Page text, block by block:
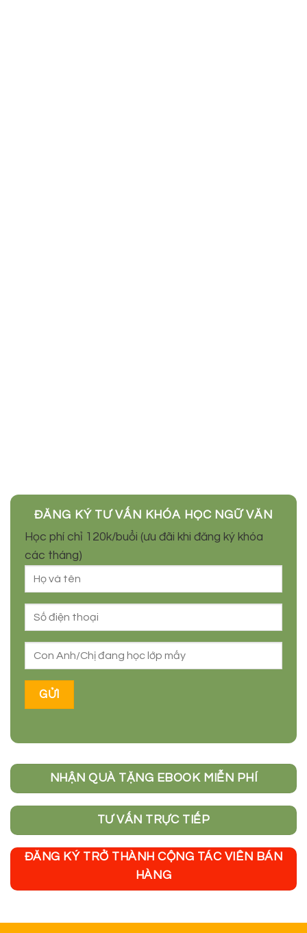
ĐĂNG KÝ TƯ VẤN KHÓA HỌC NGỮ VĂN
Học phí chỉ 120k/buổi (ưu đãi khi đăng ký khóa
các tháng)
NHẬN QUÀ TẶNG EBOOK MIỄN PHÍ
TƯ VẤN TRỰC TIẾP
ĐĂNG KÝ TRỞ THÀNH CỘNG TÁC VIÊN BÁN
HÀNG